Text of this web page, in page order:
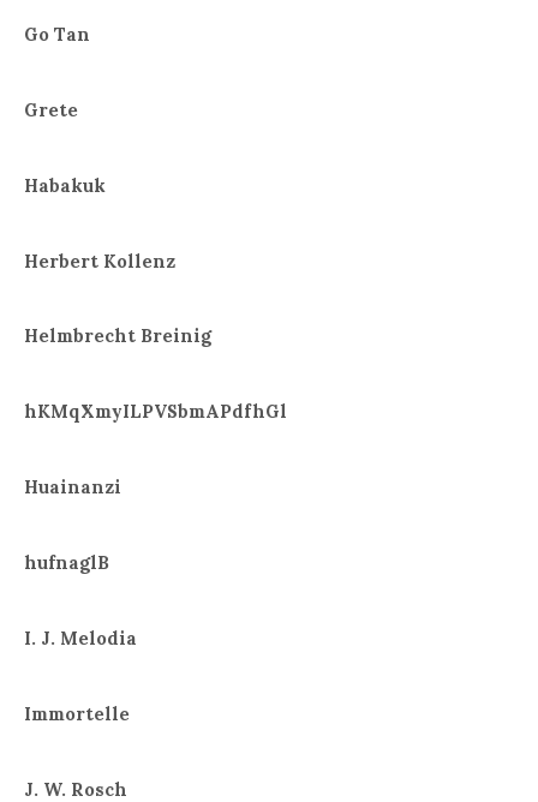
Go Tan
Grete
Habakuk
Herbert Kollenz
Helmbrecht Breinig
hKMqXmyILPVSbmAPdfhGl
Huainanzi
hufnaglB
I. J. Melodia
Immortelle
J. W. Rosch